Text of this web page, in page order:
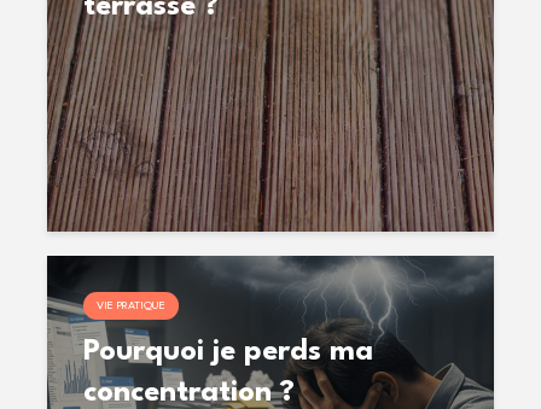
terrasse ?
VIE PRATIQUE
Pourquoi je perds ma
concentration ?